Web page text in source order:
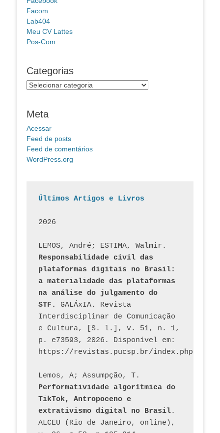
Facom
Lab404
Meu CV Lattes
Pos-Com
Categorias
Categorias
Meta
Acessar
Feed de posts
Feed de comentários
WordPress.org
Últimos Artigos e Livros
2026
Responsabilidade civil das
plataformas digitais no Brasil:
a materialidade das plataformas
na análise do julgamento do
STF.
GALÁxIA. Revista
Interdisciplinar de Comunicação
e Cultura, [S. l.], v. 51, n. 1,
p. e73593, 2026. Disponível em:
Performatividade algorítmica do
TikTok, Antropoceno e
extrativismo digital no Brasil.
ALCEU (Rio de Janeiro, online),